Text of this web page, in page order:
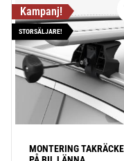
MONTERING TAKRÄCKE
STORSÄLJARE!